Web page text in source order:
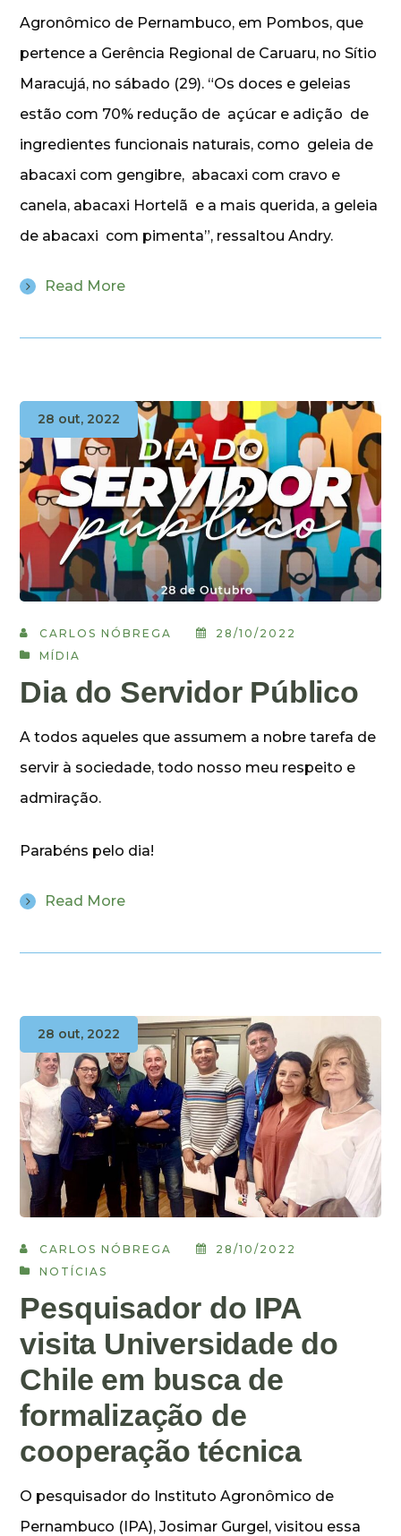
Agronômico de Pernambuco, em Pombos, que
pertence a Gerência Regional de Caruaru, no Sítio
Maracujá, no sábado (29). “Os doces e geleias
estão com 70% redução de açúcar e adição de
ingredientes funcionais naturais, como geleia de
abacaxi com gengibre, abacaxi com cravo e
canela, abacaxi Hortelã e a mais querida, a geleia
de abacaxi com pimenta”, ressaltou Andry.
Read More
28 out, 2022
CARLOS NÓBREGA
28/10/2022
MÍDIA
Dia do Servidor Público
A todos aqueles que assumem a nobre tarefa de
servir à sociedade, todo nosso meu respeito e
admiração.
Parabéns pelo dia!
Read More
28 out, 2022
CARLOS NÓBREGA
28/10/2022
NOTÍCIAS
Pesquisador do IPA
visita Universidade do
Chile em busca de
formalização de
cooperação técnica
O pesquisador do Instituto Agronômico de
Pernambuco (IPA), Josimar Gurgel, visitou essa